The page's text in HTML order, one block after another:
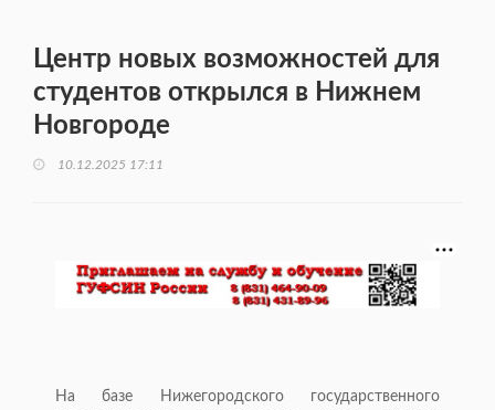
Центр новых возможностей для
студентов открылся в Нижнем
Новгороде
10.12.2025 17:11
На базе Нижегородского государственного